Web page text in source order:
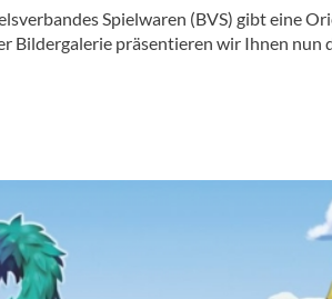
Spielwaren (BVS) gibt eine
Bildergalerie präsentieren wir Ihnen nun